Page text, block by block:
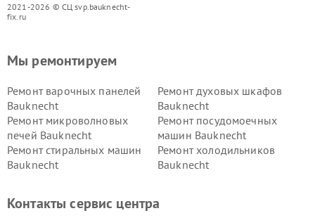
2021-2026 © СЦ svp.bauknecht-
fix.ru
Мы ремонтируем
Ремонт варочных панелей
Bauknecht
Ремонт духовых шкафов
Bauknecht
Ремонт микроволновых
печей Bauknecht
Ремонт посудомоечных
машин Bauknecht
Ремонт стиральных машин
Bauknecht
Ремонт холодильников
Bauknecht
Контакты сервис центра